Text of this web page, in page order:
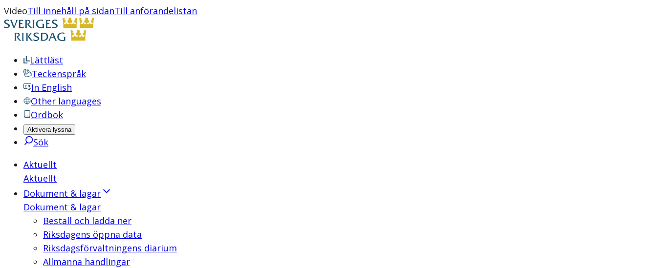
VideoTill innehåll på sidanTill anförandelistan
Lättläst
Teckenspråk
In English
Other languages
Ordbok
Aktivera lyssna
Sök
Aktuellt
Aktuellt
Dokument & lagar
Dokument & lagar
Beställ och ladda ner
Riksdagens öppna data
Riksdagsförvaltningens diarium
Allmänna handlingar